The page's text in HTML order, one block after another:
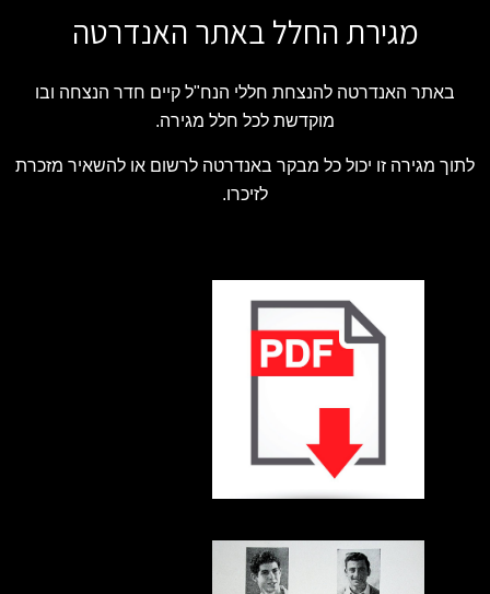
מגירת החלל באתר האנדרטה
באתר האנדרטה להנצחת חללי הנח"ל קיים חדר הנצחה ובו
מוקדשת לכל חלל מגירה.
לתוך מגירה זו יכול כל מבקר באנדרטה לרשום או להשאיר מזכרת
לזיכרו.